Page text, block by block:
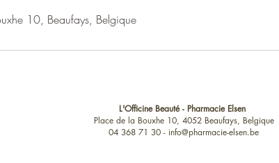
10, Beaufays, Belgique
L'Officine Beauté - Pharmacie Elsen
Place de la Bouxhe 10, 4052 Beaufays, Belgique
04 368 71 30 - info@pharmacie-elsen.be